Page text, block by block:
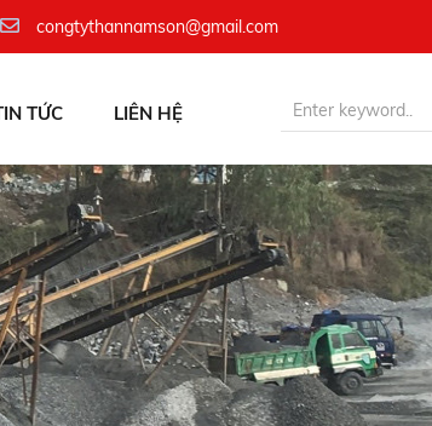
congtythannamson@gmail.com
TỨC LIÊN HỆ